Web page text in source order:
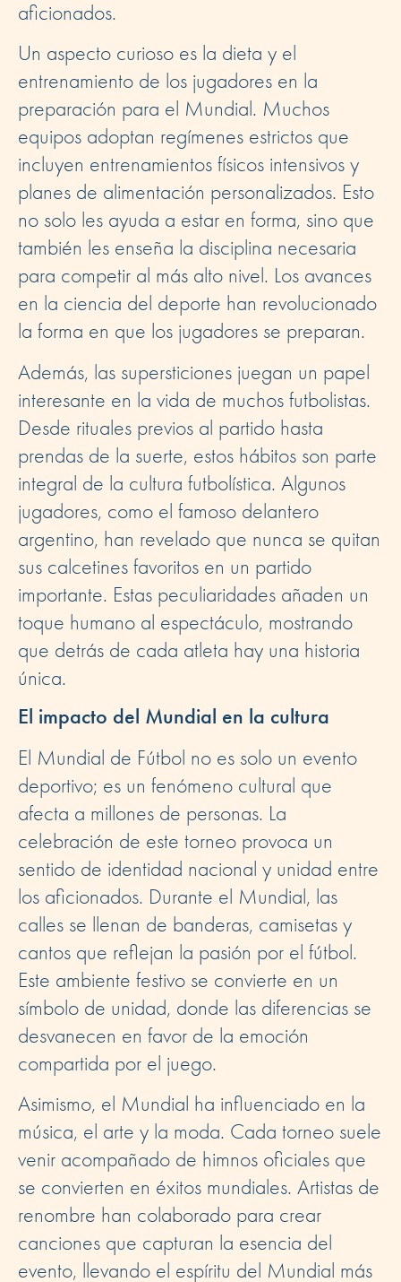
aficionados.
Un aspecto curioso es la dieta y el
entrenamiento de los jugadores en la
preparación para el Mundial. Muchos
equipos adoptan regímenes estrictos que
incluyen entrenamientos físicos intensivos y
planes de alimentación personalizados. Esto
no solo les ayuda a estar en forma, sino que
también les enseña la disciplina necesaria
para competir al más alto nivel. Los avances
en la ciencia del deporte han revolucionado
la forma en que los jugadores se preparan.
Además, las supersticiones juegan un papel
interesante en la vida de muchos futbolistas.
Desde rituales previos al partido hasta
prendas de la suerte, estos hábitos son parte
integral de la cultura futbolística. Algunos
jugadores, como el famoso delantero
argentino, han revelado que nunca se quitan
sus calcetines favoritos en un partido
importante. Estas peculiaridades añaden un
toque humano al espectáculo, mostrando
que detrás de cada atleta hay una historia
única.
El impacto del Mundial en la cultura
El Mundial de Fútbol no es solo un evento
deportivo; es un fenómeno cultural que
afecta a millones de personas. La
celebración de este torneo provoca un
sentido de identidad nacional y unidad entre
los aficionados. Durante el Mundial, las
calles se llenan de banderas, camisetas y
cantos que reflejan la pasión por el fútbol.
Este ambiente festivo se convierte en un
símbolo de unidad, donde las diferencias se
desvanecen en favor de la emoción
compartida por el juego.
Asimismo, el Mundial ha influenciado en la
música, el arte y la moda. Cada torneo suele
venir acompañado de himnos oficiales que
se convierten en éxitos mundiales. Artistas de
renombre han colaborado para crear
canciones que capturan la esencia del
evento, llevando el espíritu del Mundial más